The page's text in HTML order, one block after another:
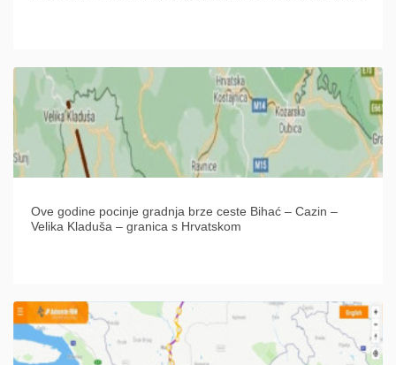
Ove godine pocinje gradnja brze ceste Bihać – Cazin –
Velika Kladuša – granica s Hrvatskom